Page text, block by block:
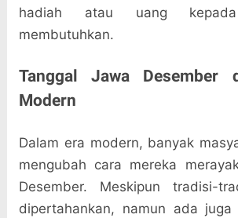
hadiah atau uang
membutuhkan.
Tanggal Jawa Desember
Modern
Dalam era modern, banyak
mengubah cara mereka
Desember. Meskipun tradisi-
dipertahankan, namun ada juga